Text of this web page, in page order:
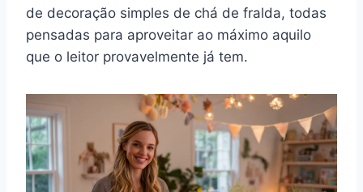
de decoração simples de chá de fralda, todas
pensadas para aproveitar ao máximo aquilo
que o leitor provavelmente já tem.